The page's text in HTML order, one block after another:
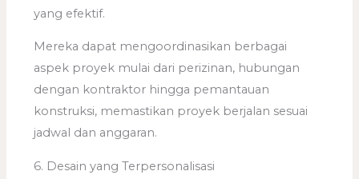
yang efektif.
Mereka dapat mengoordinasikan berbagai
aspek proyek mulai dari perizinan, hubungan
dengan kontraktor hingga pemantauan
konstruksi, memastikan proyek berjalan sesuai
jadwal dan anggaran.
6. Desain yang Terpersonalisasi